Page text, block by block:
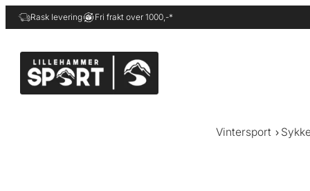
Hopp
til
Rask levering Fri frakt over 1000,-*
Vintersport